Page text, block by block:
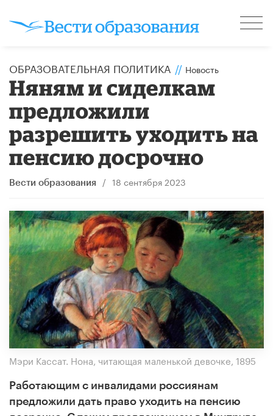
ОБРАЗОВАТЕЛЬНАЯ ПОЛИТИКА // Новость
Няням и сиделкам
предложили
разрешить уходить на
пенсию досрочно
Вести образования / 18 сентября 2023
Мэри Кассат. Нона, читающая маленькой девочке, 1895
Работающим с инвалидами россиянам
предложили дать право уходить на пенсию